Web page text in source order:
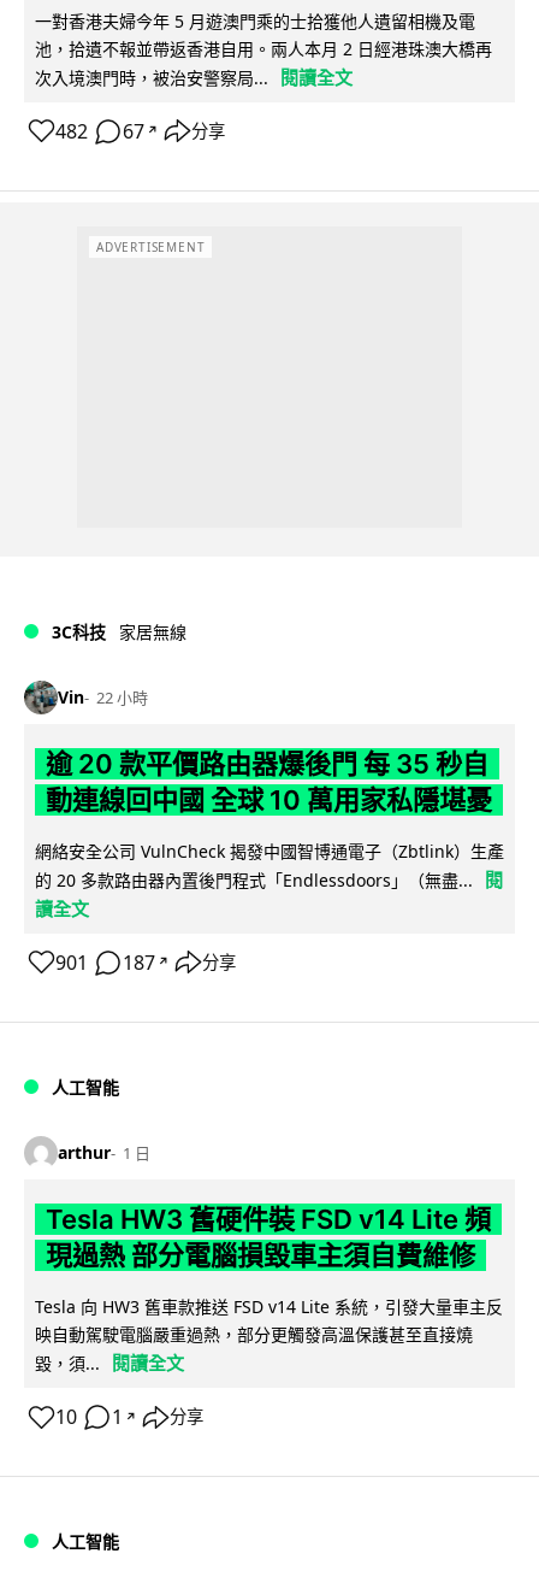
一對香港夫婦今年 5 月遊澳門乘的士拾獲他人遺留相機及電
池，拾遺不報並帶返香港自用。兩人本月 2 日經港珠澳大橋再
次入境澳門時，被治安警察局...
閱讀全文
482 67 ↗ 分享
ADVERTISEMENT
3C科技 家居無線
Vin 22 小時
逾 20 款平價路由器爆後門 每 35 秒自
動連線回中國 全球 10 萬用家私隱堪憂
網絡安全公司 VulnCheck 揭發中國智博通電子（Zbtlink）生產
的 20 多款路由器內置後門程式「Endlessdoors」（無盡...
閱
讀全文
901 187 ↗ 分享
人工智能
arthur 1 日
Tesla HW3 舊硬件裝 FSD v14 Lite 頻
現過熱 部分電腦損毀車主須自費維修
Tesla 向 HW3 舊車款推送 FSD v14 Lite 系統，引發大量車主反
映自動駕駛電腦嚴重過熱，部分更觸發高溫保護甚至直接燒
毀，須...
閱讀全文
10 1 ↗ 分享
人工智能